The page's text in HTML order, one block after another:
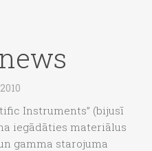
Instruments” (bijusī
iegādāties materiālus
gamma starojuma